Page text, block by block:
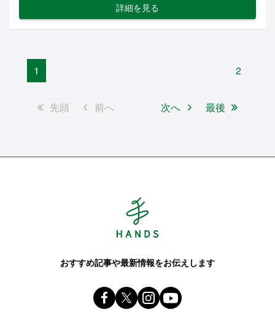
詳細を見る
先頭 前へ
1 2
次へ 最後
おすすめ記事や最新情報をお伝えします
Facebook ハンズ公式ファンページ
X(旧 twitter) @Hands_official_
instagram